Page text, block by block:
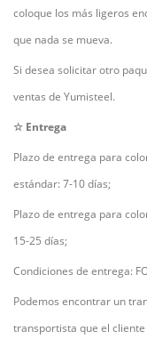
coloque los más ligeros
que nada se mueva.
Si desea solicitar otro
ventas de Yumisteel.
☆ Entrega
Plazo de entrega para
estándar: 7-10 días;
Plazo de entrega para
15-25 días;
Condiciones de entrega:
Podemos encontrar un
transportista que el cliente